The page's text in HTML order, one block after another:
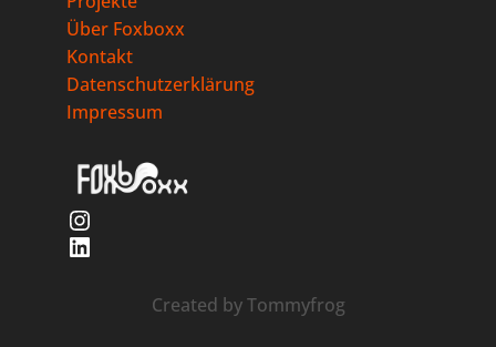
Über Foxboxx
Kontakt
Datenschutzerklärung
Impressum
Instagram
LinkedIn
Created byTommyfrog